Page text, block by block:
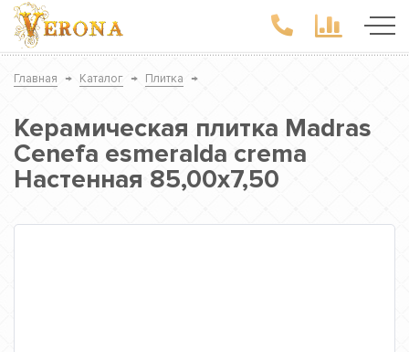
Главная → Каталог → Плитка →
Керамическая плитка Madras
Cenefa esmeralda crema
Настенная 85,00x7,50